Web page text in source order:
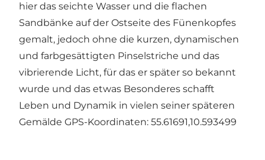
hier das seichte Wasser und die flachen
Sandbänke auf der Ostseite des Fünenkopfes
gemalt, jedoch ohne die kurzen, dynamischen
und farbgesättigten Pinselstriche und das
vibrierende Licht, für das er später so bekannt
wurde und das etwas Besonderes schafft
Leben und Dynamik in vielen seiner späteren
Gemälde GPS-Koordinaten: 55.61691,10.593499